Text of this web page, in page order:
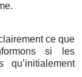
ce que
si les
qu’initialement